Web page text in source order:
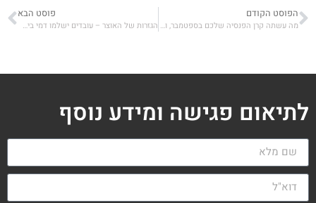
הפוסט הקודם
מה עשתה קרן הפנסיה שלכם בספטמבר, ואיך תדעו אם אתם במסלול הנכון?
פוסט הבא
הגזרות של האוצר – עובדים ישלמו דמי ביטוח לאומי גבוהים יותר
לתיאום פגישה ומידע נוסף